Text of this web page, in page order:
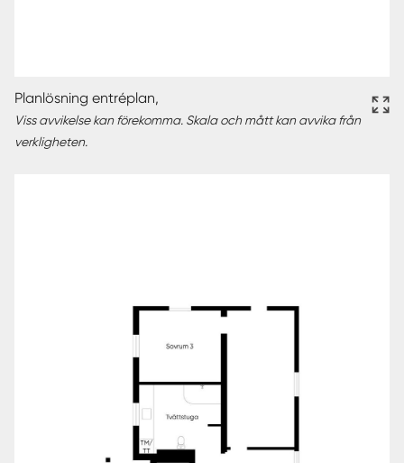
Planlösning entréplan,
Viss avvikelse kan förekomma. Skala och mått kan avvika från
verkligheten.